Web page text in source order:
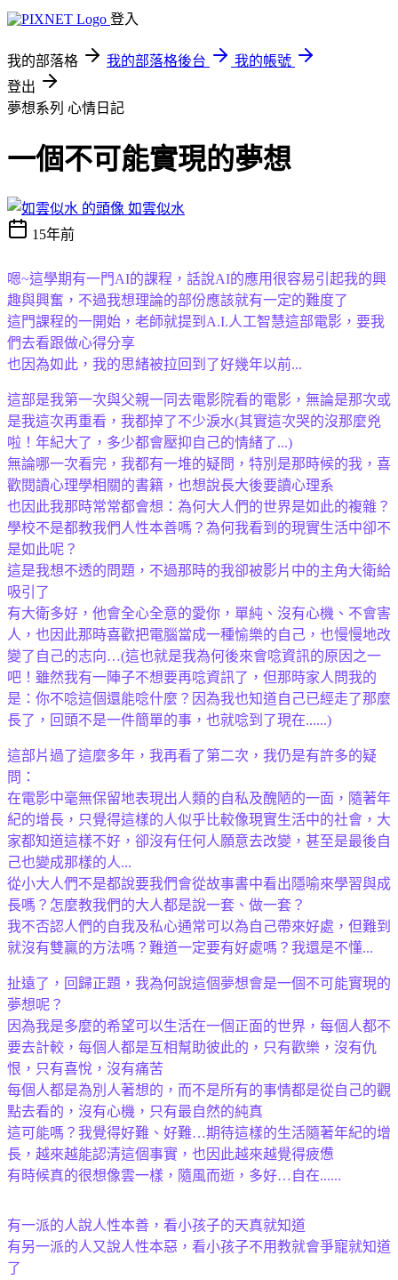
登入
我的部落格 我的部落格後台
我的帳號
登出
夢想系列 心情日記
一個不可能實現的夢想
如雲似水
15年前
嗯~這學期有一門AI的課程，話說AI的應用很容易引起我的興
趣與興奮，不過我想理論的部份應該就有一定的難度了
這門課程的一開始，老師就提到A.I.人工智慧這部電影，要我
們去看跟做心得分享
也因為如此，我的思緒被拉回到了好幾年以前...
這部是我第一次與父親一同去電影院看的電影，無論是那次或
是我這次再重看，我都掉了不少淚水(其實這次哭的沒那麼兇
啦！年紀大了，多少都會壓抑自己的情緒了...)
無論哪一次看完，我都有一堆的疑問，特別是那時候的我，喜
歡閱讀心理學相關的書籍，也想說長大後要讀心理系
也因此我那時常常都會想：為何大人們的世界是如此的複雜？
學校不是都教我們人性本善嗎？為何我看到的現實生活中卻不
是如此呢？
這是我想不透的問題，不過那時的我卻被影片中的主角大衛給
吸引了
有大衛多好，他會全心全意的愛你，單純、沒有心機、不會害
人，也因此那時喜歡把電腦當成一種愉樂的自己，也慢慢地改
變了自己的志向…(這也就是我為何後來會唸資訊的原因之一
吧！雖然我有一陣子不想要再唸資訊了，但那時家人問我的
是：你不唸這個還能唸什麼？因為我也知道自己已經走了那麼
長了，回頭不是一件簡單的事，也就唸到了現在......)
這部片過了這麼多年，我再看了第二次，我仍是有許多的疑
問：
在電影中毫無保留地表現出人類的自私及醜陋的一面，隨著年
紀的增長，只覺得這樣的人似乎比較像現實生活中的社會，大
家都知道這樣不好，卻沒有任何人願意去改變，甚至是最後自
己也變成那樣的人...
從小大人們不是都說要我們會從故事書中看出隱喻來學習與成
長嗎？怎麼教我們的大人都是說一套、做一套？
我不否認人們的自我及私心通常可以為自己帶來好處，但難到
就沒有雙贏的方法嗎？難道一定要有好處嗎？我還是不懂...
扯遠了，回歸正題，我為何說這個夢想會是一個不可能實現的
夢想呢？
因為我是多麼的希望可以生活在一個正面的世界，每個人都不
要去計較，每個人都是互相幫助彼此的，只有歡樂，沒有仇
恨，只有喜悅，沒有痛苦
每個人都是為別人著想的，而不是所有的事情都是從自己的觀
點去看的，沒有心機，只有最自然的純真
這可能嗎？我覺得好難、好難…期待這樣的生活隨著年紀的增
長，越來越能認清這個事實，也因此越來越覺得疲憊
有時候真的很想像雲一樣，隨風而逝，多好…自在......
有一派的人說人性本善，看小孩子的天真就知道
有另一派的人又說人性本惡，看小孩子不用教就會爭寵就知道
了